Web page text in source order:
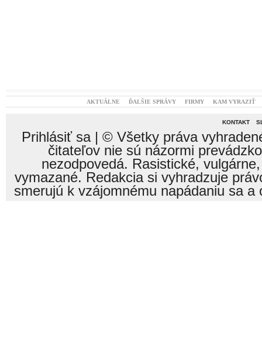
AKTUÁLNE ĎALŠIE SPRÁVY FIRMY KAM VYRAZIŤ
KONTAKT
Prihlásiť sa| © Všetky práva
čitateľov nie sú názormi
nezodpovedá. Rasistické,
vymazané. Redakcia si vyhradzuje
smerujú k vzájomnému napádaniu sa